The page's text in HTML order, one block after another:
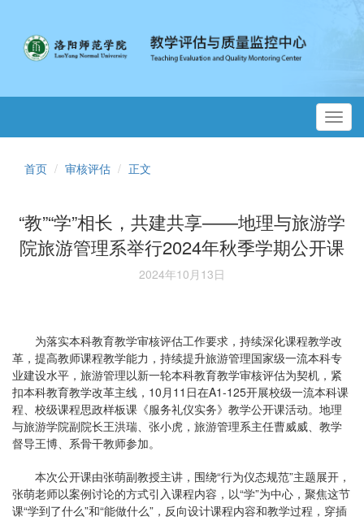
首页 审核评估 正文
“教”“学”相长，共建共享——地理与旅游学
院旅游管理系举行2024年秋季学期公开课
2024年10月13日
为落实本科教育教学审核评估工作要求，持续深化课程教学改
革，提高教师课程教学能力，持续提升旅游管理国家级一流本科专
业建设水平，旅游管理以新一轮本科教育教学审核评估为契机，紧
扣本科教育教学改革主线，10月11日在A1-125开展校级一流本科课
程、校级课程思政样板课《服务礼仪实务》教学公开课活动。地理
与旅游学院副院长王洪瑞、张小虎，旅游管理系主任曹威威、教学
督导王博、系骨干教师参加。
本次公开课由张萌副教授主讲，围绕“行为仪态规范”主题展开，
张萌老师以案例讨论的方式引入课程内容，以“学”为中心，聚焦这节
课“学到了什么”和“能做什么”，反向设计课程内容和教学过程，穿插